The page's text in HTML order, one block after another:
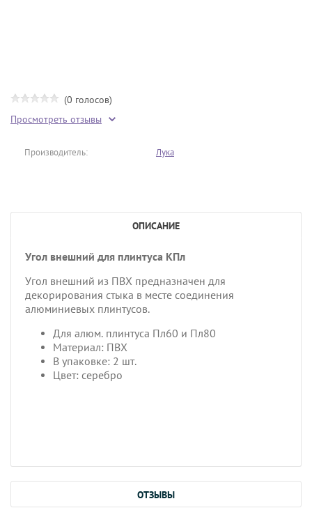
(0 голосов)
Просмотреть отзывы
Производитель: Лука
ОПИСАНИЕ
Угол внешний для плинтуса КПл
Угол внешний из ПВХ предназначен для
декорирования стыка в месте соединения
алюминиевых плинтусов.
Для алюм. плинтуса Пл60 и Пл80
Материал: ПВХ
В упаковке: 2 шт.
Цвет: серебро
ОТЗЫВЫ